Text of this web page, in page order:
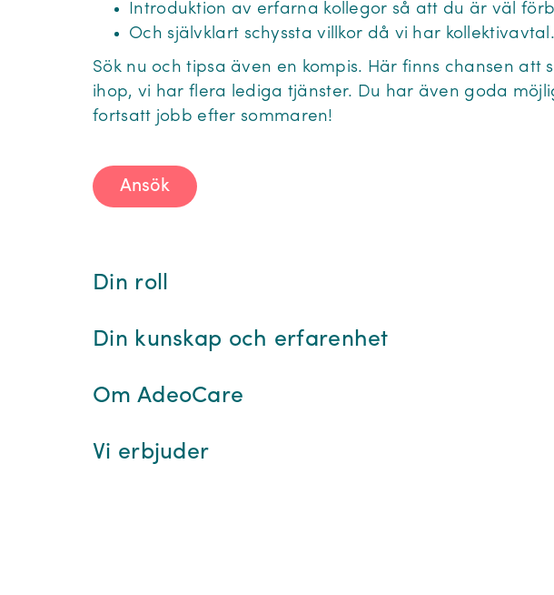
Introduktion av erfarna kollegor så att du är väl
Och självklart schyssta villkor då vi har kollektivavtal.
Sök nu och tipsa även en kompis. Här finns chansen att
ihop, vi har flera lediga tjänster. Du har även goda
fortsatt jobb efter sommaren!
Ansök
Din roll
Din kunskap och erfarenhet
Om AdeoCare
Vi erbjuder